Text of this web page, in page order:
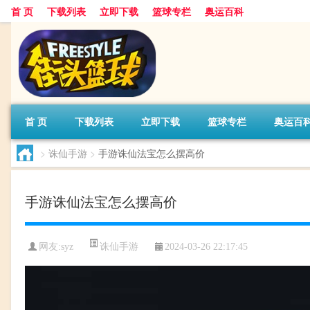
首 页 下载列表 立即下载 篮球专栏 奥运百科
首 页 下载列表 立即下载 篮球专栏 奥运百
> 诛仙手游 > 手游诛仙法宝怎么摆高价
手游诛仙法宝怎么摆高价
网友:syz 诛仙手游 2024-03-26 22:17:45